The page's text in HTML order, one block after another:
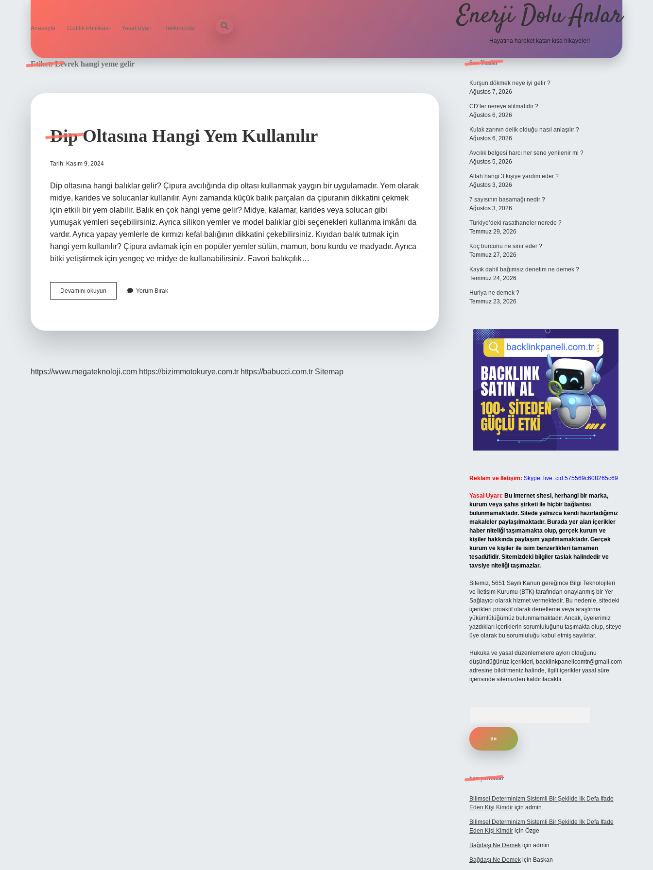
Anasayfa Gizlilik Politikası Yasal Uyarı Hakkımızda Enerji Dolu Anlar
Hayatına hareket katan kısa hikayeler!
Etiket:Levrek hangi yeme gelir
Dip Oltasına Hangi Yem Kullanılır
Tarih: Kasım 9, 2024
Dip oltasına hangi balıklar gelir? Çipura avcılığında dip oltası kullanmak yaygın bir uygulamadır. Yem olarak
midye, karides ve solucanlar kullanılır. Aynı zamanda küçük balık parçaları da çipuranın dikkatini çekmek
için etkili bir yem olabilir. Balık en çok hangi yeme gelir? Midye, kalamar, karides veya solucan gibi
yumuşak yemleri seçebilirsiniz. Ayrıca silikon yemler ve model balıklar gibi seçenekleri kullanma imkânı da
vardır. Ayrıca yapay yemlerle de kırmızı kefal balığının dikkatini çekebilirsiniz. Kıyıdan balık tutmak için
hangi yem kullanılır? Çipura avlamak için en popüler yemler sülün, mamun, boru kurdu ve madyadır. Ayrıca
bitki yetiştirmek için yengeç ve midye de kullanabilirsiniz. Favori balıkçılık…
Devamını okuyun
Oltasına
Yorum Bırak
https://www.megateknoloji.com https://bizimmotokurye.com.tr https://babucci.com.tr Sitemap
Sidebar
Son Yazılar
Kurşun dökmek neye iyi gelir ?
Ağustos 7, 2026
CD’ler nereye atılmalıdır ?
Ağustos 6, 2026
Kulak zarının delik olduğu nasıl anlaşılır ?
Ağustos 6, 2026
Avcılık belgesi harcı her sene yenilenir mi ?
Ağustos 5, 2026
Allah hangi 3 kişiye yardım eder ?
Ağustos 3, 2026
7 sayısının basamağı nedir ?
Ağustos 3, 2026
Türkiye’deki rasathaneler nerede ?
Temmuz 29, 2026
Koç burcunu ne sinir eder ?
Temmuz 27, 2026
Kayık dahil bağımsız denetim ne demek ?
Temmuz 24, 2026
Huriya ne demek ?
Temmuz 23, 2026
Reklam ve İletişim: Skype: live:.cid.575569c608265c69
Yasal Uyarı: Bu internet sitesi, herhangi bir marka,
kurum veya şahıs şirketi ile hiçbir bağlantısı
bulunmamaktadır. Sitede yalnızca kendi hazırladığımız
makaleler paylaşılmaktadır. Burada yer alan içerikler
haber niteliği taşımamakta olup, gerçek kurum ve
kişiler hakkında paylaşım yapılmamaktadır. Gerçek
kurum ve kişiler ile isim benzerlikleri tamamen
tesadüfidir. Sitemizdeki bilgiler taslak halindedir ve
tavsiye niteliği taşımazlar.
Sitemiz, 5651 Sayılı Kanun gereğince Bilgi Teknolojileri
ve İletişim Kurumu (BTK) tarafından onaylanmış bir Yer
Sağlayıcı olarak hizmet vermektedir. Bu nedenle, sitedeki
içerikleri proaktif olarak denetleme veya araştırma
yükümlülüğümüz bulunmamaktadır. Ancak, üyelerimiz
yazdıkları içeriklerin sorumluluğunu taşımakta olup, siteye
üye olarak bu sorumluluğu kabul etmiş sayılırlar.
Hukuka ve yasal düzenlemelere aykırı olduğunu
düşündüğünüz içerikleri, backlinkpanelicomtr@gmail.com
adresine bildirmeniz halinde, ilgili içerikler yasal süre
içerisinde sitemizden kaldırılacaktır.
Son yorumlar
Bilimsel Determinizm Sistemli Bir Şekilde Ilk Defa Ifade
Eden Kişi Kimdiriçin admin
Bilimsel Determinizm Sistemli Bir Şekilde Ilk Defa Ifade
Eden Kişi Kimdiriçin Özge
Bağdaşı Ne Demekiçin admin
Bağdaşı Ne Demekiçin Başkan